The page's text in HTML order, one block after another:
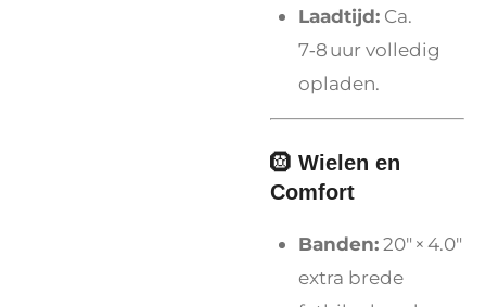
Laadtijd: Ca.
7‑8 uur volledig
opladen.
🛞 Wielen en
Comfort
Banden:20″ × 4.0″
extra brede